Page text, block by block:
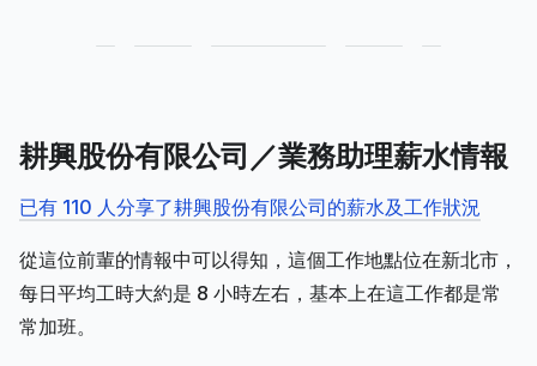
耕興股份有限公司／業務助理薪水情報
已有 110 人分享了耕興股份有限公司的薪水及工作狀況
從這位前輩的情報中可以得知，這個工作地點位在新北市，
每日平均工時大約是 8 小時左右，基本上在這工作都是常
常加班。